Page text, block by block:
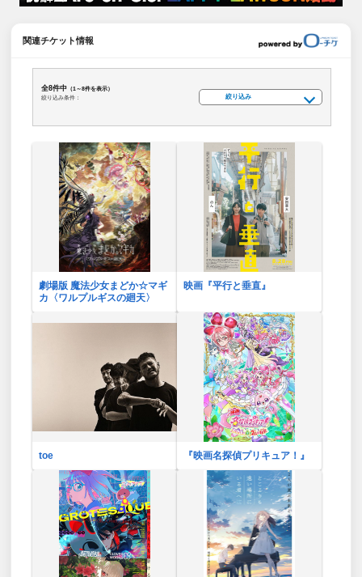
関連チケット情報
全8件中 （1～8件を表示）
絞り込み条件：
絞り込み
劇場版 魔法少女まどか☆マギ
カ〈ワルプルギスの廻天〉
映画『平行と垂直』
toe 『映画名探偵プリキュア！』